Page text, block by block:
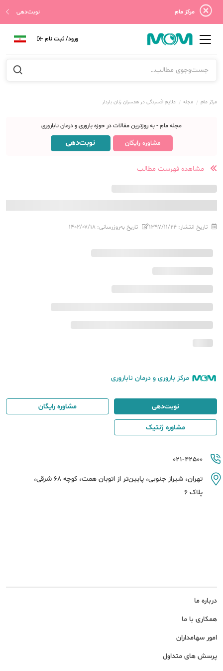
مرکز مام نوبت‌دهی
ورود/ ثبت نام
مرکز مام مجله علایم افسردگی در همسران زنان باردار
مجله مام - به روزترین مقالات در حوزه باروری و درمان ناباروری
مشاوره رایگان نوبت‌دهی
مشاهده فهرست مطالب
تاریخ انتشار: ۱۳۹۷/۱۱/۲۴ تاریخ به‌روزرسانی: ۱۴۰۲/۰۷/۱۸
مرکز باروری و درمان ناباروری
درباره ما
همکاری با ما
امور سهامداران
پرسش های متداول
021-42500
تهران، شیراز جنوبی، پایین‌تر از اتوبان همت، کوچه 68 شرقی،
پلاک 6
نوبت‌دهی مشاوره رایگان
مشاوره ژنتیک